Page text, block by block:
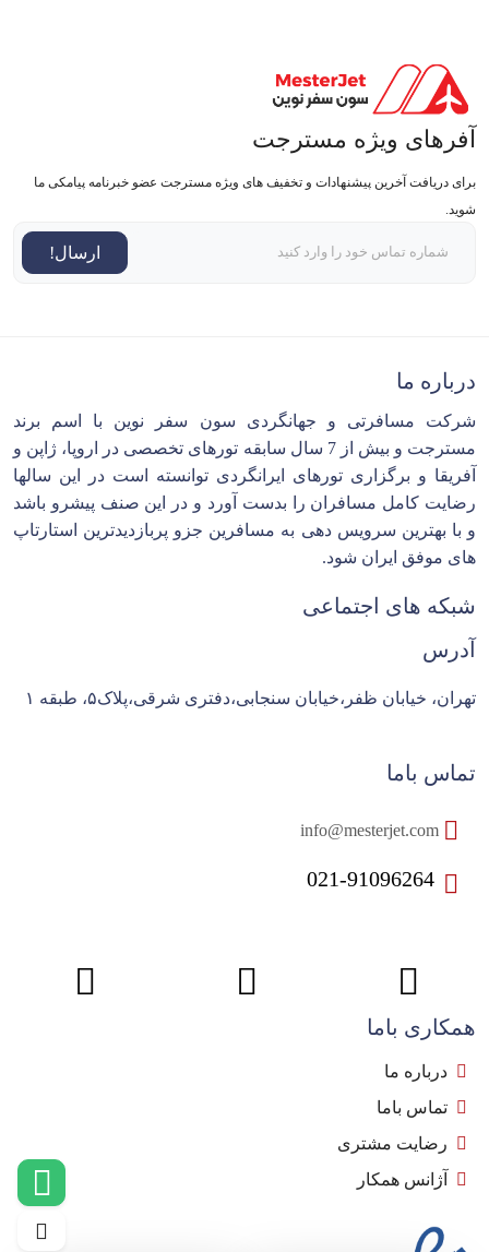
آفرهای ویژه مسترجت
برای دریافت آخرین پیشنهادات و تخفیف های ویژه مسترجت عضو خبرنامه پیامکی ما
شوید.
ارسال!
درباره ما
شرکت مسافرتی و جهانگردی سون سفر نوین با اسم برند
مسترجت و بیش از 7 سال سابقه تورهای تخصصی در اروپا، ژاپن و
آفریقا و برگزاری تورهای ایرانگردی توانسته است در این سالها
رضایت کامل مسافران را بدست آورد و در این صنف پیشرو باشد
و با بهترین سرویس دهی به مسافرین جزو پربازدیدترین استارتاپ
های موفق ایران شود.
شبکه های اجتماعی
آدرس
تهران، خیابان ظفر،خیابان سنجابی،دفتری شرقی،پلاک۵، طبقه ۱
تماس باما
021-91096264
همکاری باما
درباره ما
تماس باما
رضایت مشتری
آژانس همکار